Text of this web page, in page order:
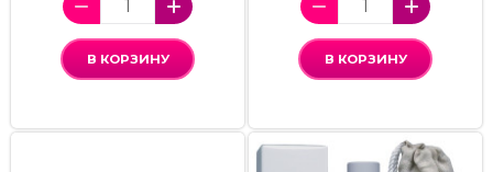
В КОРЗИНУ В КОРЗИНУ